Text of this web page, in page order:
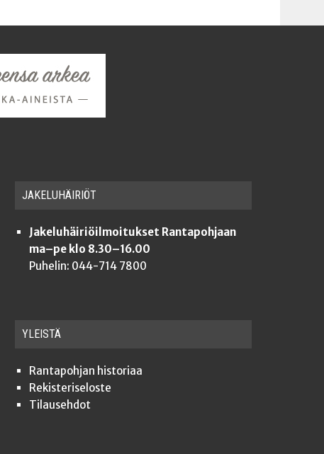
JAKE­LU­HÄI­RIÖT
Jakeluhäiriöilmoitukset Rantapohjaan
ma–pe klo 8.30–16.00
Puhelin: 044-714 7800
YLEISTÄ
Ran­ta­poh­jan historiaa
Rekis­te­ri­se­los­te
Tilauseh­dot